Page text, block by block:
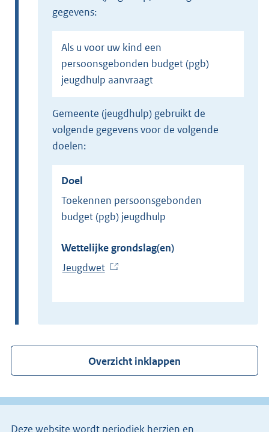
gegevens:
Als u voor uw kind een
persoonsgebonden budget (pgb)
jeugdhulp aanvraagt
gemeente (jeugdhulp) gebruikt de
volgende gegevens voor de volgende
doelen:
Doel
Toekennen persoonsgebonden
budget (pgb) jeugdhulp
Wettelijke grondslag(en)
Jeugdwet(
x
r
n
l
Overzicht inklappen
Deze website wordt periodiek herzien en